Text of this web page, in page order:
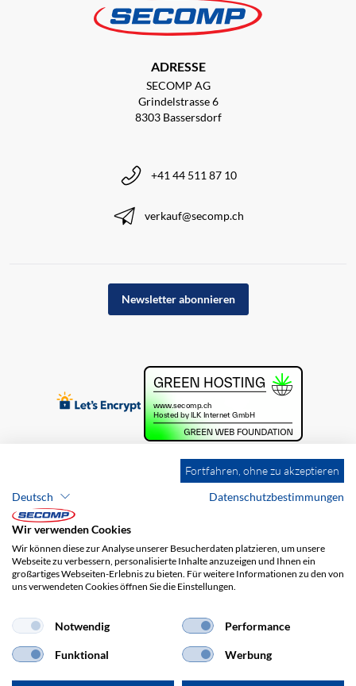
ADRESSE
SECOMP AG
Grindelstrasse 6
8303 Bassersdorf
+41 44 511 87 10
verkauf@secomp.ch
Newsletter abonnieren
Brands Impressum
AGB
Haftungsausschluss
Versandkosten
Fortfahren, ohne zu akzeptieren
Deutsch
Datenschutzbestimmungen
Wir verwenden Cookies
Wir können diese zur Analyse unserer Besucherdaten platzieren, um unsere
Webseite zu verbessern, personalisierte Inhalte anzuzeigen und Ihnen ein
großartiges Webseiten-Erlebnis zu bieten. Für weitere Informationen zu den von
uns verwendeten Cookies öffnen Sie die Einstellungen.
Notwendig Performance
Funktional Werbung